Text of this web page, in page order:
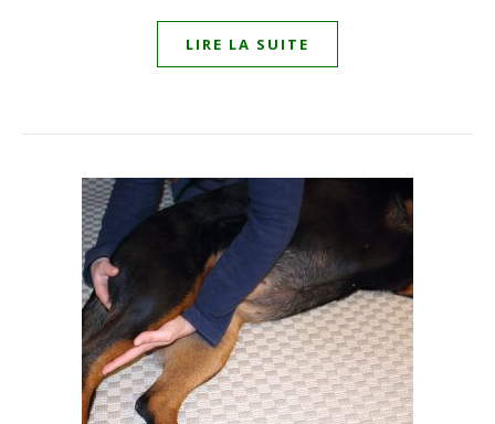
LIRE LA SUITE